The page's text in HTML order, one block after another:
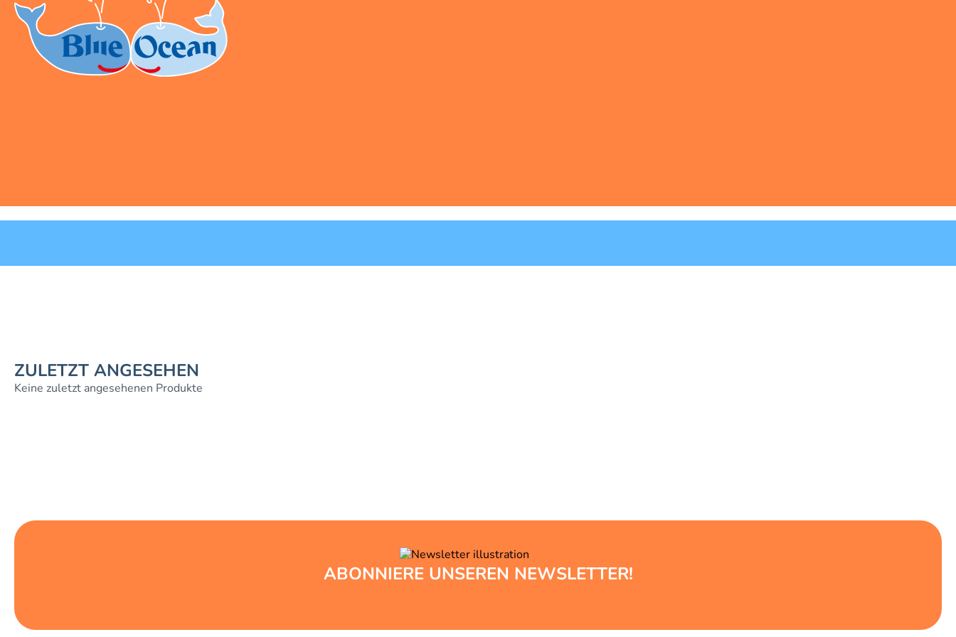
ZULETZT ANGESEHEN
Keine zuletzt angesehenen Produkte
ABONNIERE UNSEREN NEWSLETTER!